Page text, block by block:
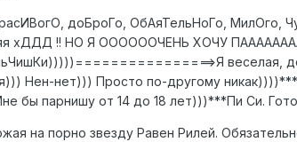
доБроГо, ОбАяТельНоГо, МилОго,
хДДД !! НО Я ООООООЧЕНЬ ХОЧУ
Нен-нет))) Просто по-другому
бы парнишу от 14 до 18 лет)))***Пи Си.
на порно звезду Равен Рилей.